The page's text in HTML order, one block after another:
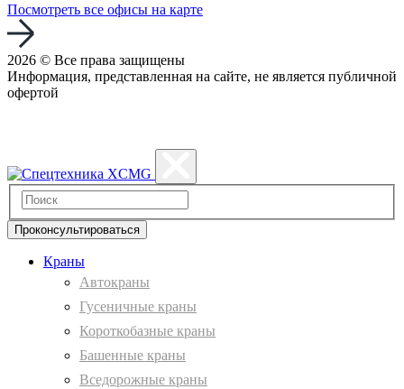
Посмотреть все офисы на карте
2026 © Все права защищены
Информация, представленная на сайте, не является публичной
офертой
Проконсультироваться
Краны
Автокраны
Гусеничные краны
Короткобазные краны
Башенные краны
Вcедорожные краны